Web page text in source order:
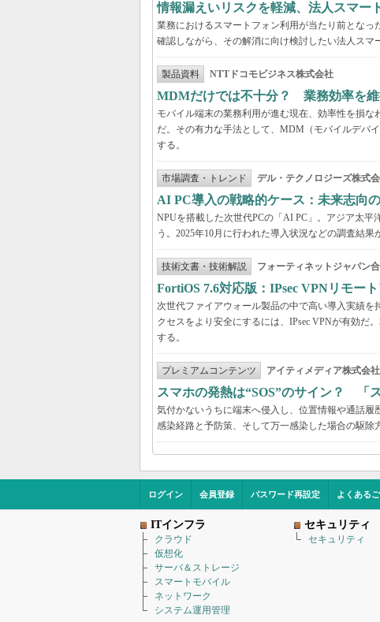
情報漏えいリスクを軽減、法人スマー
業務におけるスマートフォン利用が当たり前とな
確認しながら、その解消に向け検討したい法人スマ
製品資料 NTTドコモビジネス株式会社
MDMだけでは不十分？ 業務効率を
モバイル端末の業務利用が進む現在、効率性を損
だ。その有力な手法として、MDM（モバイルデバ
する。
市場調査・トレンド デル・テクノロジーズ株式
AI PC導入の戦略的ケース：未来志向
NPUを搭載した次世代PCの「AI PC」。アジア太
う。2025年10月に行われた導入状況などの調査結
技術文書・技術解説 フォーティネットジャパン
FortiOS 7.6対応版：IPsec VPNリモー
次世代ファイアウォール製品の中で高い導入実績を
クセスをより安全にするには、IPsec VPNが有効だ
する。
プレミアムコンテンツ アイティメディア株式会社
スマホの発熱は“SOS”のサイン？ 「
気付かないうちに端末へ侵入し、位置情報や通話
感染経路と予防策、そして万一感染した場合の駆除
ログイン 会員登録 パスワード再設定 よくある
ITインフラ
クラウド
仮想化
サーバ＆ストレージ
スマートモバイル
ネットワーク
システム運用管理
セキュリティ
セキュリティ